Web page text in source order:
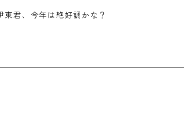
東君、今年は絶好調かな？